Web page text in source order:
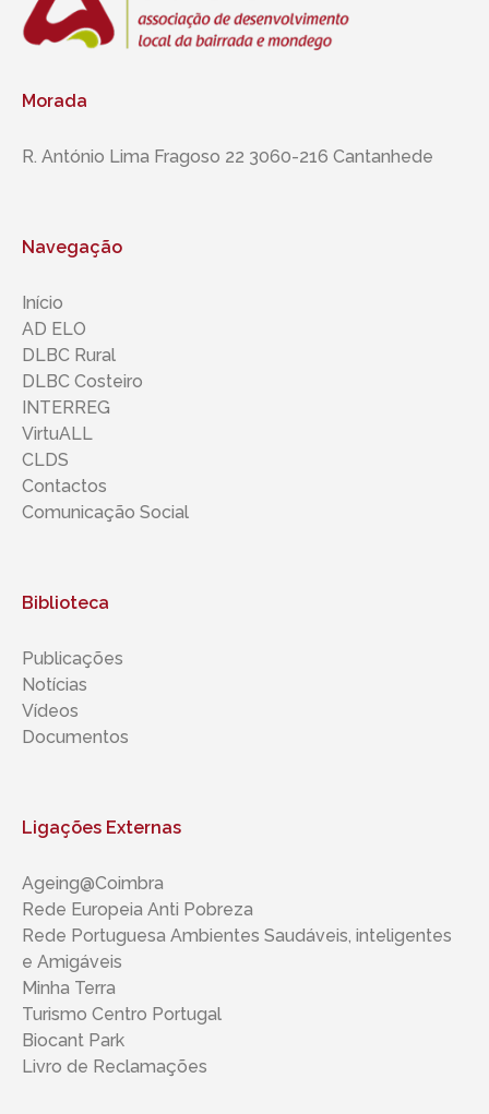
Morada
R. António Lima Fragoso 22 3060-216 Cantanhede
Navegação
Início
AD ELO
DLBC Rural
DLBC Costeiro
INTERREG
VirtuALL
CLDS
Contactos
Comunicação Social
Biblioteca
Publicações
Notícias
Vídeos
Documentos
Ligações Externas
Ageing@Coimbra
Rede Europeia Anti Pobreza
Rede Portuguesa Ambientes Saudáveis, inteligentes ​​
e Amigáveis
Minha Terra
Turismo Centro Portugal
Biocant Park
Livro de Reclamações